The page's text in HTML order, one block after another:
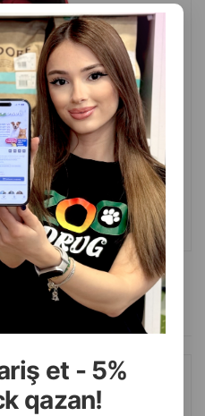
et - 5%
qazan!
Qiymət
Almaq
68.40
BOZ. ÖLÇÜ: 33X42X36 SM.